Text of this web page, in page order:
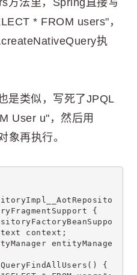
* FROM users"，
执
是类似，写死了JPQL
User u"，然后用
象再执行。
{
context;
entityManage
{